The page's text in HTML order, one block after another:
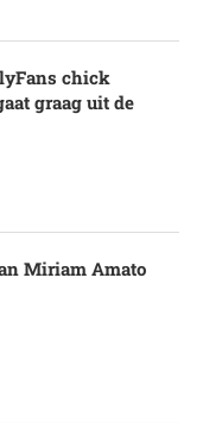
chick
graag uit de
Miriam Amato